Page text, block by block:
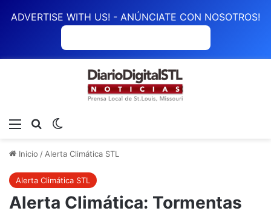
ADVERTISE WITH US! - ANÚNCIATE CON NOSOTROS!
Menú Buscar
Inicio / Alerta Climática STL
Alerta Climática STL
Alerta Climática: Tormentas